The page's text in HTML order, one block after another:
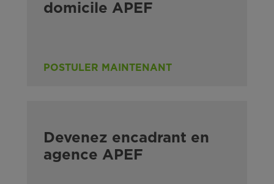
domicile APEF
POSTULER MAINTENANT
Devenez encadrant en
agence APEF